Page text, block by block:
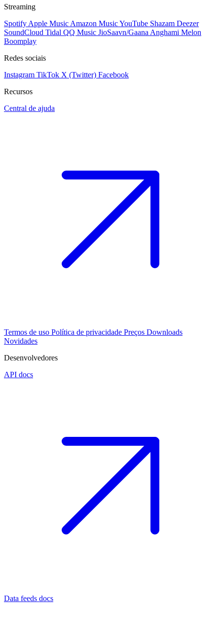
Streaming
Spotify Apple Music Amazon MusicYouTube Shazam Deezer
SoundCloud Tidal QQ Music JioSaavn/Gaana Anghami Melon
Boomplay
Redes sociais
Instagram TikTok X (Twitter) Facebook
Recursos
Central de ajuda
Termos de uso Política de privacidade Preços Downloads
Novidades
Desenvolvedores
API docs
Data feeds docs